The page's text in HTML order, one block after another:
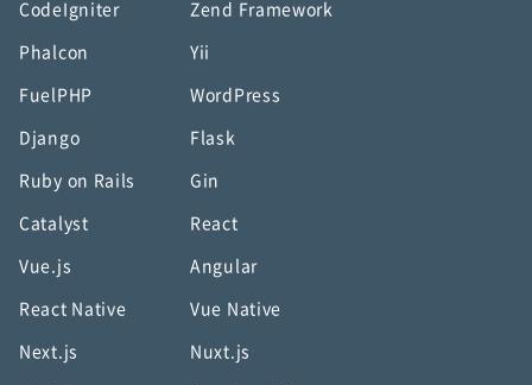
CodeIgniter Zend Framework
Phalcon Yii
FuelPHP WordPress
Django Flask
Ruby on Rails Gin
Catalyst React
Vue.js Angular
React Native Vue Native
Next.js Nuxt.js